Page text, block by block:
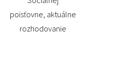
poisťovne, aktuálne
rozhodovanie